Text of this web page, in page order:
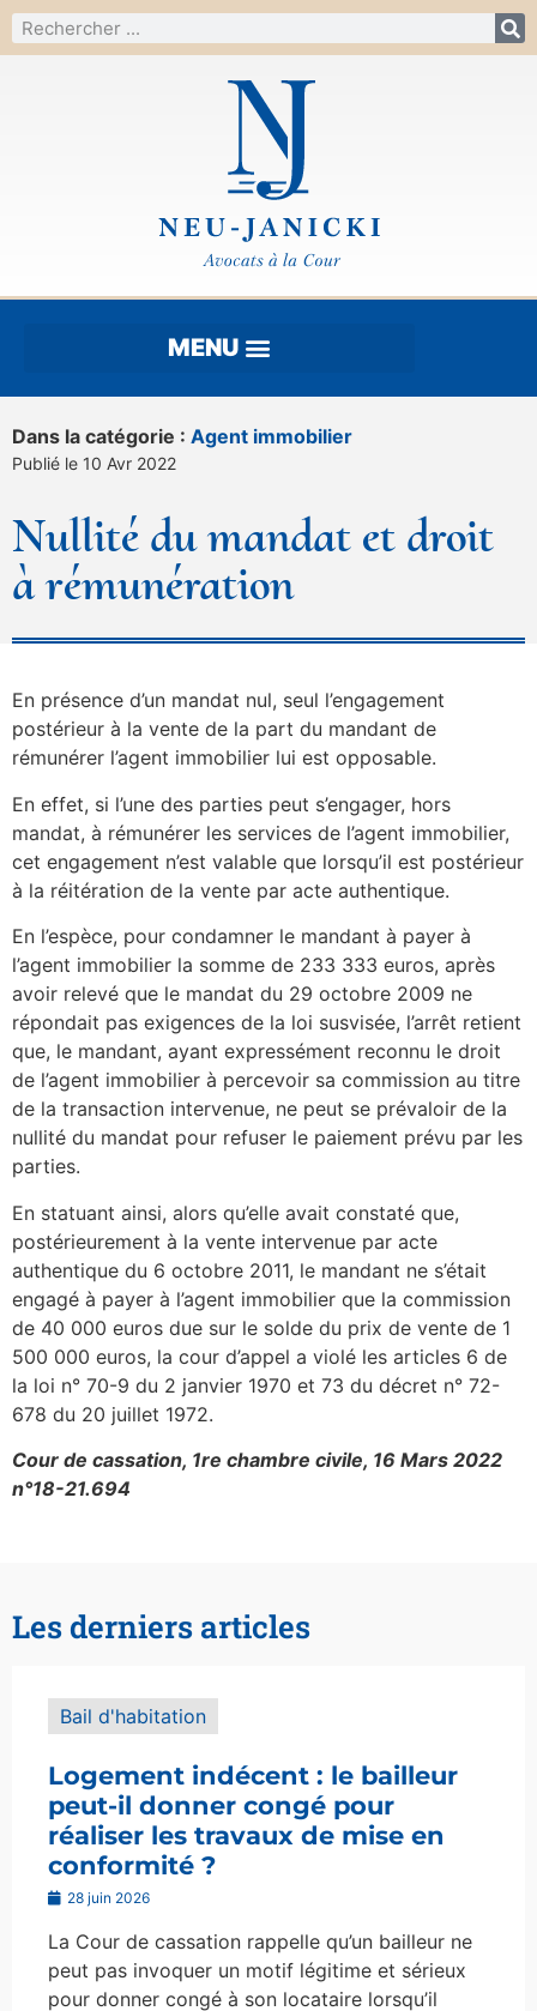
Dans la catégorie : Agent immobilier
Publié le 10 Avr 2022
Nullité du mandat et droit
à rémunération
En présence d’un mandat nul, seul l’engagement
postérieur à la vente de la part du mandant de
rémunérer l’agent immobilier lui est opposable.
En effet, si l’une des parties peut s’engager, hors
mandat, à rémunérer les services de l’agent immobilier,
cet engagement n’est valable que lorsqu’il est postérieur
à la réitération de la vente par acte authentique.
En l’espèce, pour condamner le mandant à payer à
l’agent immobilier la somme de 233 333 euros, après
avoir relevé que le mandat du 29 octobre 2009 ne
répondait pas exigences de la loi susvisée, l’arrêt retient
que, le mandant, ayant expressément reconnu le droit
de l’agent immobilier à percevoir sa commission au titre
de la transaction intervenue, ne peut se prévaloir de la
nullité du mandat pour refuser le paiement prévu par les
parties.
En statuant ainsi, alors qu’elle avait constaté que,
postérieurement à la vente intervenue par acte
authentique du 6 octobre 2011, le mandant ne s’était
engagé à payer à l’agent immobilier que la commission
de 40 000 euros due sur le solde du prix de vente de 1
500 000 euros, la cour d’appel a violé les articles 6 de
la loi n° 70-9 du 2 janvier 1970 et 73 du décret n° 72-
678 du 20 juillet 1972.
Cour de cassation, 1re chambre civile, 16 Mars 2022
n°18-21.694
Les derniers articles
Bail d'habitation
Logement indécent : le bailleur
peut-il donner congé pour
réaliser les travaux de mise en
conformité ?
28 juin 2026
La Cour de cassation rappelle qu’un bailleur ne
peut pas invoquer un motif légitime et sérieux
pour donner congé à son locataire lorsqu’il